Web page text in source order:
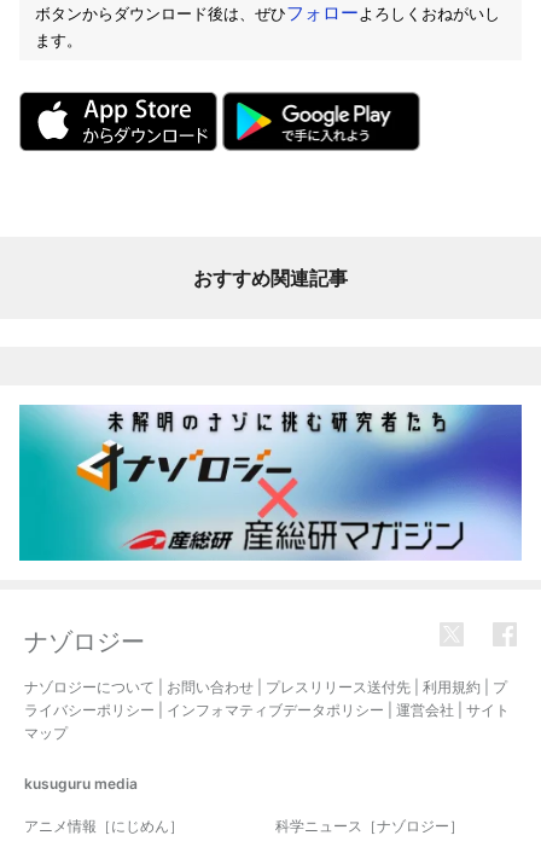
ボタンからダウンロード後は、ぜひフォローよろしくおねがいし
ます。
おすすめ関連記事
ナゾロジー
ナゾロジーについて お問い合わせ プレスリリース送付先 利用規約
プ
ライバシーポリシー
インフォマティブデータポリシー 運営会社
サイト
マップ
kusuguru media
アニメ情報［にじめん］ 科学ニュース［ナゾロジー］